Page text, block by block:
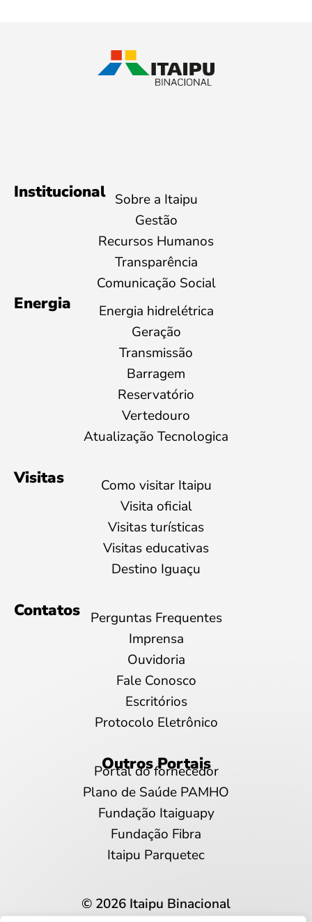
Institucional Sobre a Itaipu
Gestão
Recursos Humanos
Transparência
Comunicação Social
Energia
Energia hidrelétrica
Geração
Transmissão
Barragem
Reservatório
Vertedouro
Atualização Tecnologica
Visitas
Como visitar Itaipu
Visita oficial
Visitas turísticas
Visitas educativas
Destino Iguaçu
Contatos
Perguntas Frequentes
Imprensa
Ouvidoria
Fale Conosco
Escritórios
Protocolo Eletrônico
Outros Portais
Portal do fornecedor
Plano de Saúde PAMHO
Fundação Itaiguapy
Fundação Fibra
Itaipu Parquetec
© 2026 Itaipu Binacional